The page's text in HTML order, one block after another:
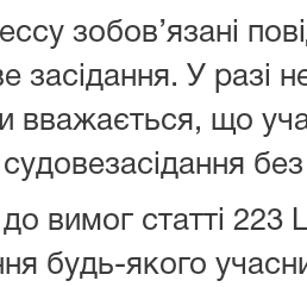
зобов’язані
засідання. У разі
вважається, що
судовезасідання
вимог статті 223
будь-якого